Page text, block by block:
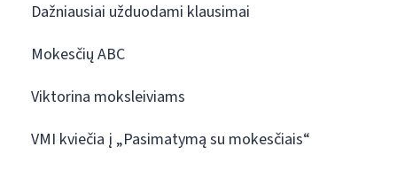
Dažniausiai užduodami klausimai
Mokesčių ABC
Viktorina moksleiviams
VMI kviečia į „Pasimatymą su mokesčiais“